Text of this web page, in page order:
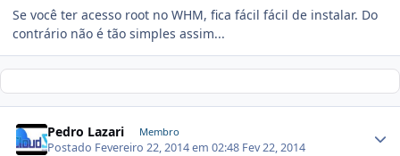
Se você ter acesso root no WHM, fica fácil fácil de instalar. Do
contrário não é tão simples assim...
Pedro Lazari Membro
Postado Fevereiro 22, 2014 em 02:48 Fev 22, 2014